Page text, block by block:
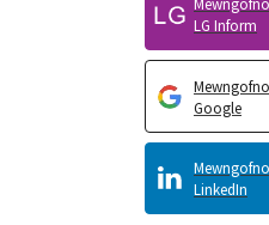
LinkedIn
Google
LG Inform